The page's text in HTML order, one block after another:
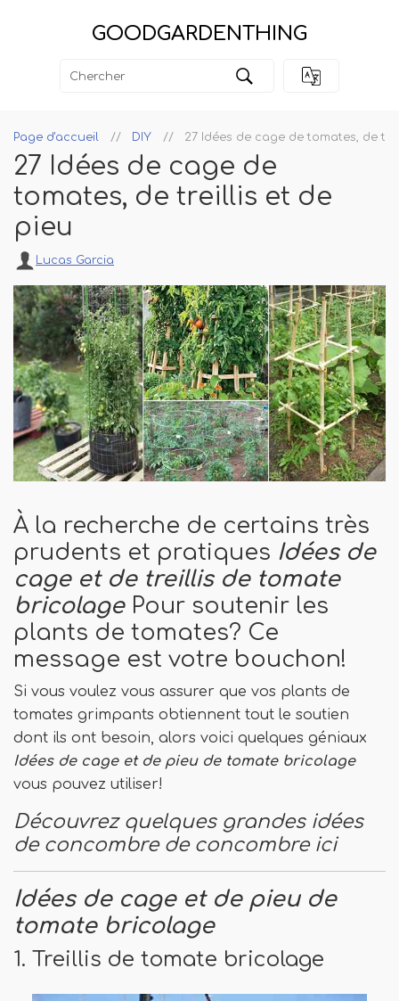
GOODGARDENTHING
Page d'accueil DIY 27 Idées de cage de tomates, de
27 Idées de cage de
tomates, de treillis et de
pieu
Lucas Garcia
À la recherche de certains très
prudents et pratiques Idées de
cage et de treillis de tomate
bricolagePour soutenir les
plants de tomates? Ce
message est votre bouchon!
Si vous voulez vous assurer que vos plants de
tomates grimpants obtiennent tout le soutien
dont ils ont besoin, alors voici quelques géniaux
Idées de cage et de pieu de tomate bricolage
vous pouvez utiliser!
Découvrez quelques grandes idées
de concombre de concombre ici
Idées de cage et de pieu de
tomate bricolage
1. Treillis de tomate bricolage